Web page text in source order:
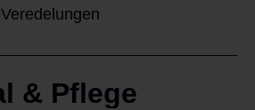
& Pflege